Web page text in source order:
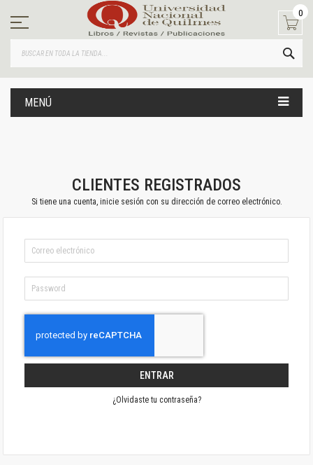
contenido
0
MENÚ
CLIENTES REGISTRADOS
Si tiene una cuenta, inicie sesión con su dirección de correo electrónico.
ENTRAR
¿Olvidaste tu contraseña?